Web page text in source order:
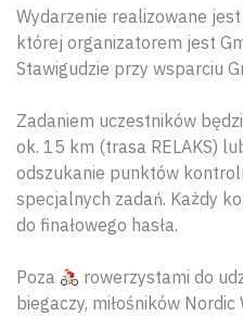
Wydarzenie realizowane
której organizatorem jest
Stawigudzie przy wsparciu
Zadaniem uczestników
ok. 15 km (trasa RELAKS)
odszukanie punktów
specjalnych zadań. Każdy
do finałowego hasła.
Poza
rowerzystami do
biegaczy, miłośników Nordic